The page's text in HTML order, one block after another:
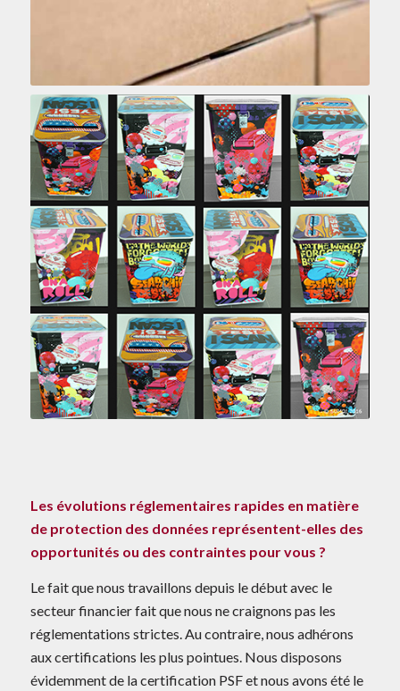
Les évolutions réglementaires rapides en matière
de protection des données représentent-elles des
opportunités ou des contraintes pour vous ?
Le fait que nous travaillons depuis le début avec le
secteur financier fait que nous ne craignons pas les
réglementations strictes. Au contraire, nous adhérons
aux certifications les plus pointues. Nous disposons
évidemment de la certification PSF et nous avons été le